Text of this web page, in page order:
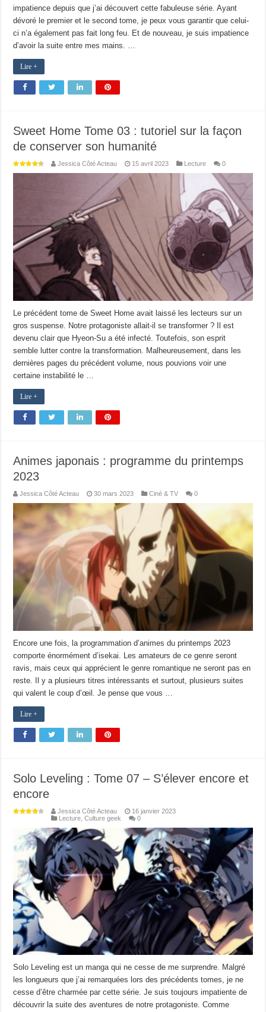
impatience depuis que j’ai découvert cette fabuleuse série. Ayant
dévoré le premier et le second tome, je peux vous garantir que celui-
ci n’a également pas fait long feu. Et de nouveau, je suis impatience
d’avoir la suite entre mes mains. …
Lire +
Sweet Home Tome 03 : tutoriel sur la façon
de conserver son humanité
Jessica Côté Acteau 15 avril 2023 Lecture 0
Le précédent tome de Sweet Home avait laissé les lecteurs sur un
gros suspense. Notre protagoniste allait-il se transformer ? Il est
devenu clair que Hyeon-Su a été infecté. Toutefois, son esprit
semble lutter contre la transformation. Malheureusement, dans les
dernières pages du précédent volume, nous pouvions voir une
certaine instabilité le …
Lire +
Animes japonais : programme du printemps
2023
Jessica Côté Acteau 30 mars 2023 Ciné & TV 0
Encore une fois, la programmation d’animes du printemps 2023
comporte énormément d’isekai. Les amateurs de ce genre seront
ravis, mais ceux qui apprécient le genre romantique ne seront pas en
reste. Il y a plusieurs titres intéressants et surtout, plusieurs suites
qui valent le coup d’œil. Je pense que vous …
Lire +
Solo Leveling : Tome 07 – S’élever encore et
encore
Jessica Côté Acteau
16 janvier 2023
Lecture ,Culture geek 0
Solo Leveling est un manga qui ne cesse de me surprendre. Malgré
les longueurs que j’ai remarquées lors des précédents tomes, je ne
cesse d’être charmée par cette série. Je suis toujours impatiente de
découvrir la suite des aventures de notre protagoniste. Comme